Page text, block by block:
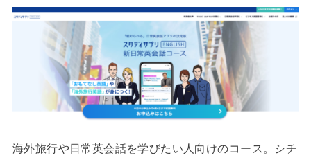
海外旅行や日常英会話を学びたい人向けのコース。シチ